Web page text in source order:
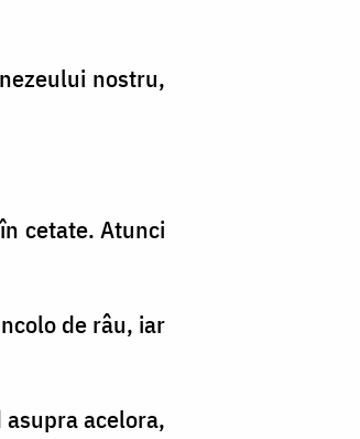
nostru,
cetate. Atunci
de râu, iar
acelora,